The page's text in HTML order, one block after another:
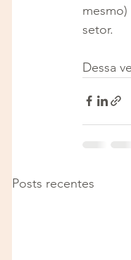
setor.
Dessa
Posts recentes